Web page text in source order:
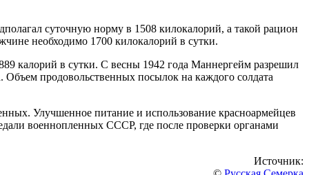
суточную норму в 1508 килокалорий, а такой рацион
необходимо 1700 килокалорий в сутки.
калорий в сутки. С весны 1942 года Маннергейм разрешил
продовольственных посылок на каждого солдата
Улучшенное питание и использование красноармейцев
военнопленных СССР, где после проверки органами
Источник: